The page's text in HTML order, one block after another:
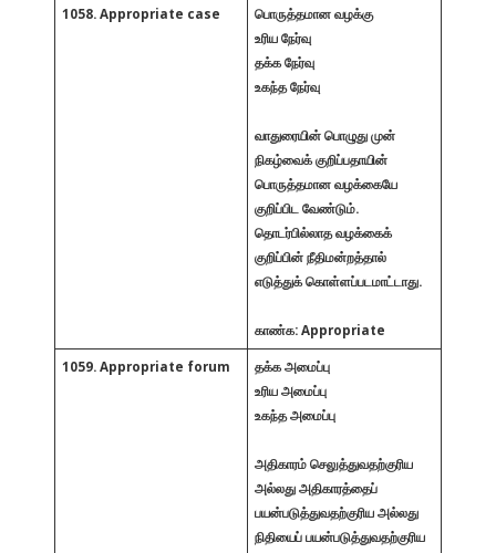
1058. Appropriate case
பொருத்தமான வழக்கு
உரிய நேர்வு
தக்க நேர்வு
உகந்த நேர்வு
வாதுரையின் பொழுது முன்
நிகழ்வைக் குறிப்பதாயின்
பொருத்தமான வழக்கையே
குறிப்பிட வேண்டும்.
தொடர்பில்லாத வழக்கைக்
குறிப்பின் நீதிமன்றத்தால்
எடுத்துக் கொள்ளப்படமாட்டாது.
காண்க: Appropriate
1059. Appropriate forum
தக்க அமைப்பு
உரிய அமைப்பு
உகந்த அமைப்பு
அதிகாரம் செலுத்துவதற்குரிய
அல்லது அதிகாரத்தைப்
பயன்படுத்துவதற்குரிய அல்லது
நிதியைப் பயன்படுத்துவதற்குரிய